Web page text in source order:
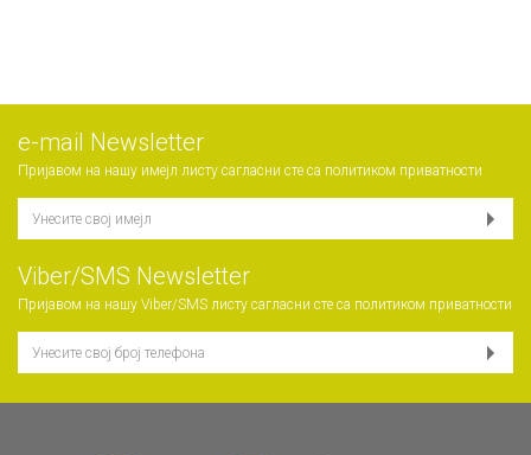
е-mail Newsletter
Пријавом на нашу имејл листу сагласни сте са политиком приватности
Viber/SMS Newsletter
Пријавом на нашу Viber/SMS листу сагласни сте са политиком приватности